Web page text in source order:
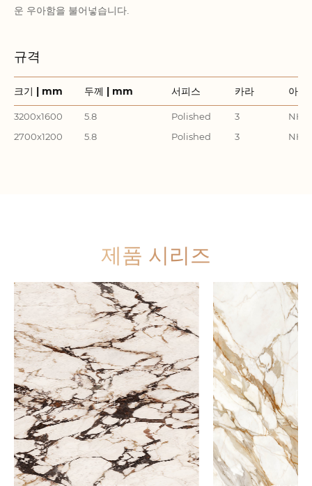
운 우아함을 불어넣습니다.
규격
크기 | mm 두께 | mm 서피스 카라 아이
3200x1600 5.8 Polished 3
2700x1200
5.8 Polished 3
제품 시리즈